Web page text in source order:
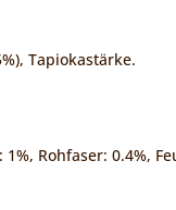
Tapiokastärke.
Rohfaser: 0.4%,